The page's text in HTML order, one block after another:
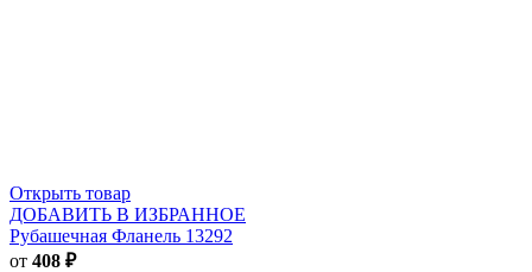
Открыть товар
ДОБАВИТЬ В ИЗБРАННОЕ
Рубашечная Фланель 13292
от 408 ₽